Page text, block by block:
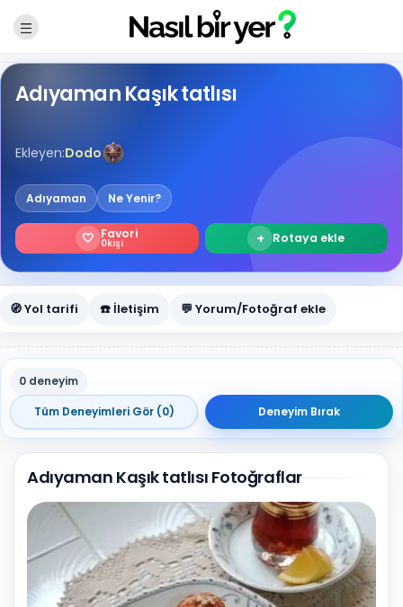
Adıyaman Kaşık tatlısı
Ekleyen:Dodo
Adıyaman Ne Yenir?
🤍 Favori
0kişi + Rotaya ekle
🧭 Yol tarifi ☎️ İletişim 💬 Yorum/Fotoğraf ekle
0 deneyim
Tüm Deneyimleri Gör (0)
Deneyim Bırak
Adıyaman Kaşık tatlısı Fotoğraflar
1Fotoğraf